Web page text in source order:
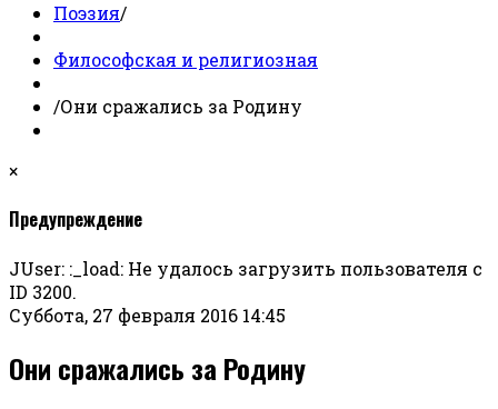
Поэзия/
Философская и религиозная
/Они сражались за Родину
×
Предупреждение
JUser: :_load: Не удалось загрузить пользователя с
ID 3200.
Суббота, 27 февраля 2016 14:45
Они сражались за Родину